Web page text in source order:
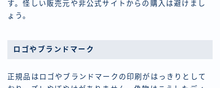
す。怪しい販売元や非公式サイトからの購入は避けまし
ょう。
ロゴやブランドマーク
正規品はロゴやブランドマークの印刷がはっきりとして